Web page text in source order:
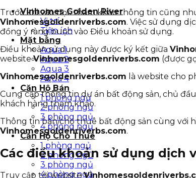
Vinhomes Golden River
Vị trí
Tiện ích
Mặt bằng
Aqua 1
Aqua 2
Aqua 3
Aqua 4
Căn Hộ Bán
1 phòng ngủ
2 phòng ngủ
3 phòng ngủ
4 phòng ngủ
Căn Hộ Cho Thuê
1 phòng ngủ
2 phòng ngủ
3 phòng ngủ
4 phòng ngủ
Trước khi vào đọc tham khảo thông tin cũng
Vinhomesgoldenriverbs.com. Việc sử dụng
đồng ý ràng buộc vào Điều khoản sử dụng.
Điều khoản sử dụng này được ký kết giữa
websiteVinhomesgoldenriverbs.com (được
Vinhomesgoldenriverbs.com là website cho
Cung cấp thông tin dự án bất động sản, chủ
khách hàng tham khảo.
Thông tin bán/cho thuê bất động sản cùng với
Vinhomesgoldenriverbs.com.
Các điều khoản sử dụng dịch
Truy cập tới website